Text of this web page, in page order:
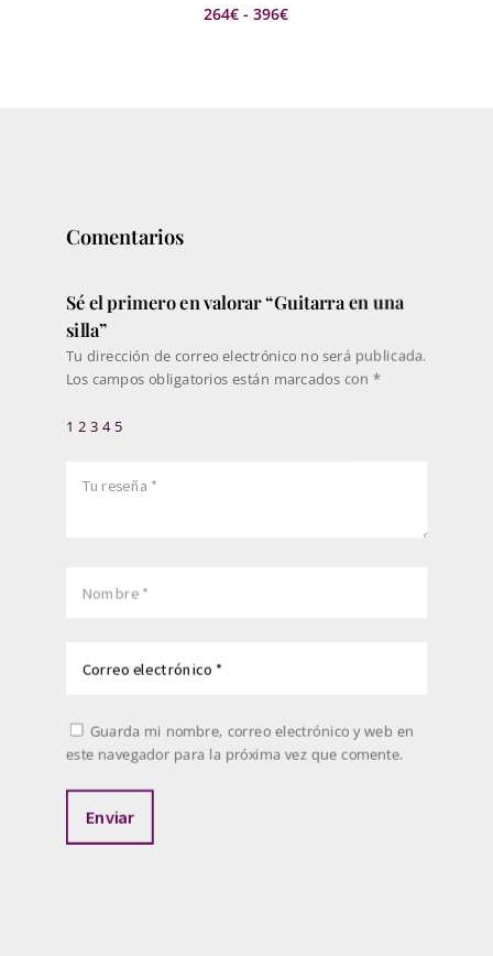
264€ - 396€Rango
Comentarios
Sé el primero en valorar “Guitarra en una
silla”
Tu dirección de correo electrónico no será publicada.
Los campos obligatorios están marcados con *
1 2 3 4 5
Guarda mi nombre, correo electrónico y web en
este navegador para la próxima vez que comente.
Enviar